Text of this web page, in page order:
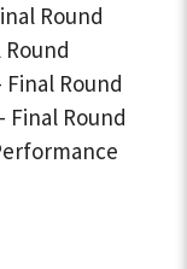
Round
Round
Final Round